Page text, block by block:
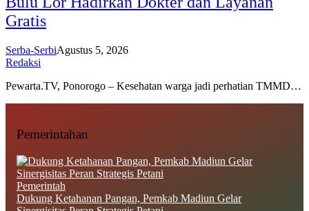
Gratis
Serba-SerbiAgustus 5, 2026
Redaksi
Pewarta.TV, Ponorogo – Kesehatan warga jadi perhatian TMMD…
Pemerintahan
Pemerintah
Dukung Ketahanan Pangan, Pemkab Madiun Gelar